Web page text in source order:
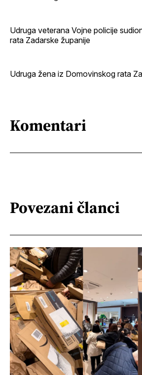
Udruga veterana Vojne policije
rata Zadarske županije
Udruga žena iz Domovinskog rata
Komentari
Povezani članci